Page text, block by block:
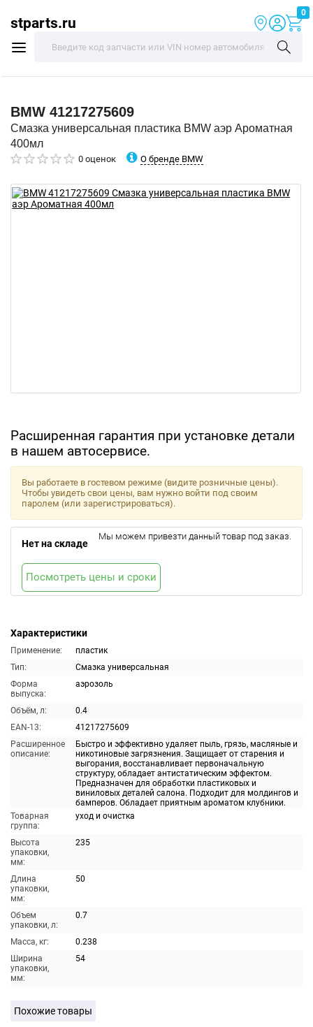
stparts.ru
0
BMW 41217275609
Смазка универсальная пластика BMW аэр Ароматная
400мл
0 оценок О бренде BMW
Расширенная гарантия при установке детали
в нашем автосервисе.
Характеристики
Применение:
пластик
Тип:
Смазка универсальная
Форма
выпуска:
аэрозоль
Объём, л:
0.4
EAN-13:
41217275609
Расширенное
описание:
Быстро и эффективно удаляет пыль, грязь, масляные и
никотиновые загрязнения. Защищает от старения и
выгорания, восстанавливает первоначальную
структуру, обладает антистатическим эффектом.
Предназначен для обработки пластиковых и
виниловых деталей салона. Подходит для молдингов и
бамперов. Обладает приятным ароматом клубники.
Товарная
группа:
уход и очистка
Высота
упаковки,
мм:
235
Длина
упаковки,
мм:
50
Объем
упаковки, л:
0.7
Масса, кг:
0.238
Ширина
упаковки,
мм:
54
Вы работаете в гостевом режиме (видите розничные цены).
Чтобы увидеть свои цены, вам нужно войти под своим
паролем (или зарегистрироваться).
Нет на складе
Мы можем привезти данный товар под заказ.
Посмотреть цены и сроки
Похожие товары